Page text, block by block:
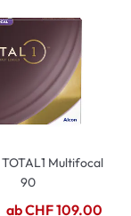
Multifocal
90
ab CHF 109.00